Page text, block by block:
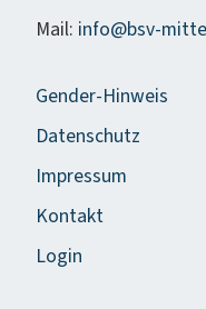
Mail: info@bsv-
Gender-Hinweis
Datenschutz
Impressum
Kontakt
Login